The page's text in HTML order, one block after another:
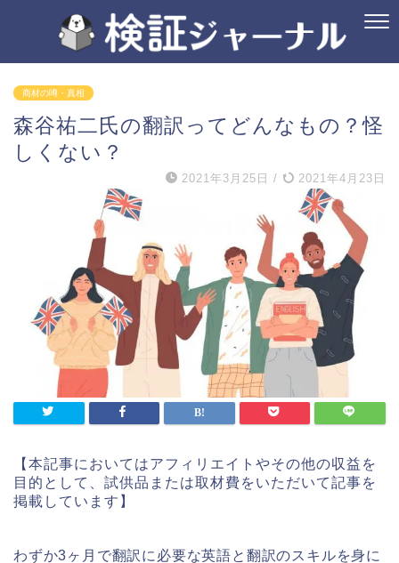
商材の噂・真相
森谷祐二氏の翻訳ってどんなもの？怪
しくない？
2021年3月25日 / 2021年4月23日
【本記事においてはアフィリエイトやその他の収益を
目的として、試供品または取材費をいただいて記事を
掲載しています】
わずか3ヶ月で翻訳に必要な英語と翻訳のスキルを身に